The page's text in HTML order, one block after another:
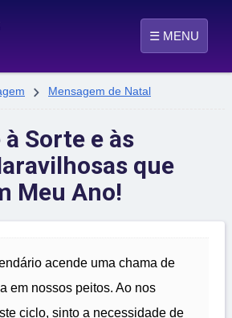
☰ MENU
 Mensagem de Natal
Sorte e às
que
Meu Ano!
acende uma chama de
em nossos peitos. Ao nos
ciclo, sinto a necessidade de